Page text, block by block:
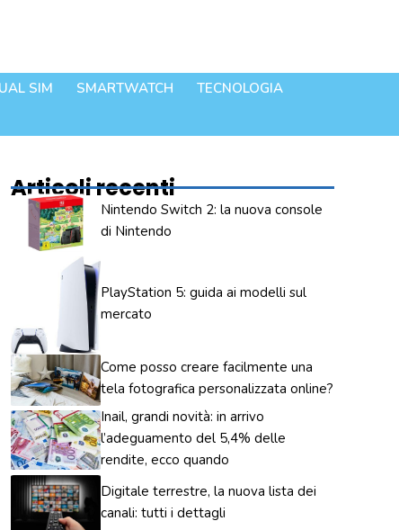
SIM SMARTWATCH
TECNOLOGIA
Articoli recenti
Nintendo Switch 2: la nuova console
di Nintendo
PlayStation 5: guida ai modelli sul
mercato
Come posso creare facilmente una
tela fotografica personalizzata online?
Inail, grandi novità: in arrivo
l’adeguamento del 5,4% delle
rendite, ecco quando
Digitale terrestre, la nuova lista dei
canali: tutti i dettagli